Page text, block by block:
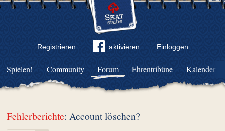
Registrieren aktivieren Einloggen
Community Forum Ehrentribüne Kalender
Spielen!
Fehlerberichte: Account löschen?